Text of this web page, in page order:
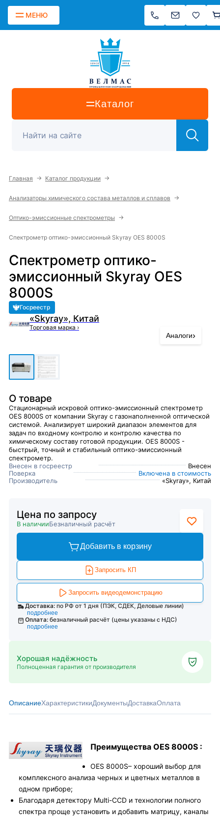
МЕНЮ
Каталог
Главная → Каталог продукции →
Анализаторы химического состава металлов и сплавов →
Оптико-эмиссионные спектрометры →
Спектрометр оптико-эмиссионный Skyray OES 8000S
Спектрометр оптико-
эмиссионный Skyray OES
8000S
Госреестр
«Skyray», Китай
Торговая марка ›
Аналоги›
О товаре
Стационарный искровой оптико-эмиссионный спектрометр
OES 8000S от компании Skyray с газонаполненной оптической
системой. Анализирует широкий диапазон элементов для
задач по входному контролю и контролю качества по
химическому составу готовой продукции. OES 8000S -
быстрый, точный и стабильный оптико-эмиссионный
спектрометр.
Внесен в госреестр
Внесен
Поверка
Включена в стоимость
Производитель
«Skyray», Китай
Цена по запросу
В наличииБезналичный расчёт
Добавить в корзину
Запросить КП
Запросить видеодемонстрацию
Доставка: по РФ от 1 дня (ПЭК, СДЕК, Деловые линии)
подробнее
Оплата: безналичный расчёт (цены указаны с НДС)
подробнее
Хорошая надёжность
Полноценная гарантия от производителя
ОписаниеХарактеристикиДокументыДоставкаОплата
Преимущества OES 8000S :
OES 8000S– хороший выбор для
комплексного анализа черных и цветных металлов в
одном приборе;
Благодаря детектору Multi-CCD и технологии полного
спектра проще установить и добавить матрицу, каналы